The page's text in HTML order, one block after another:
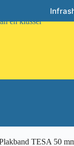
TESA 50